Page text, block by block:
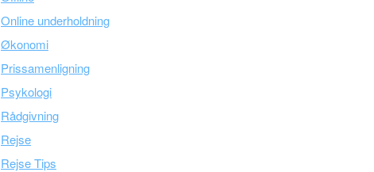
Online underholdning
Økonomi
Prissamenligning
Psykologi
Rådgivning
Rejse
Rejse Tips